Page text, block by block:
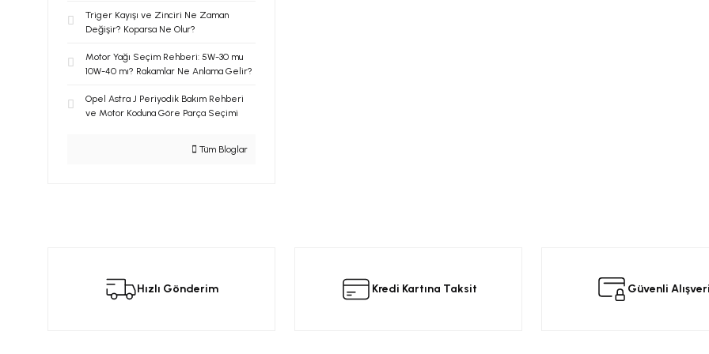
Triger Kayışı ve Zinciri Ne Zaman
Değişir? Koparsa Ne Olur?
Motor Yağı Seçim Rehberi: 5W-30 mu
10W-40 mı? Rakamlar Ne Anlama Gelir?
Opel Astra J Periyodik Bakım Rehberi
ve Motor Koduna Göre Parça Seçimi
Tüm Bloglar
Hızlı Gönderim Kredi Kartına Taksit Güvenli